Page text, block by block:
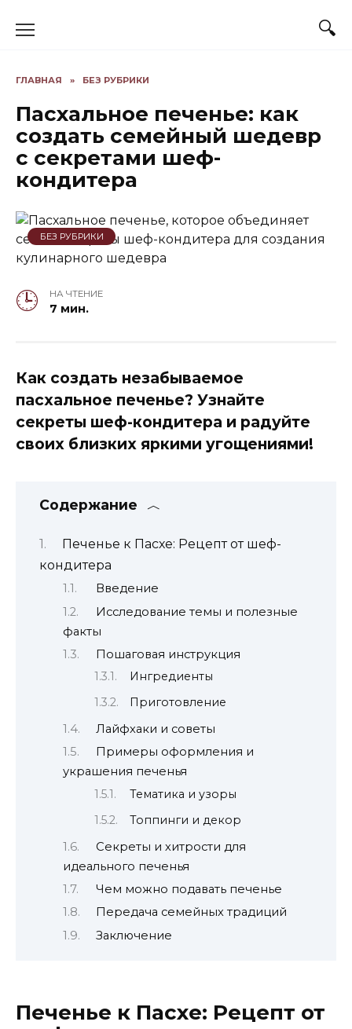
ГЛАВНАЯ » БЕЗ РУБРИКИ
Пасхальное печенье: как
создать семейный шедевр
с секретами шеф-
кондитера
БЕЗ РУБРИКИ
НА ЧТЕНИЕ
7 мин.
Как создать незабываемое
пасхальное печенье? Узнайте
секреты шеф-кондитера и радуйте
своих близких яркими угощениями!
Содержание
Печенье к Пасхе: Рецепт от шеф-
кондитера
Введение
Исследование темы и полезные
факты
Пошаговая инструкция
Ингредиенты
Приготовление
Лайфхаки и советы
Примеры оформления и
украшения печенья
Тематика и узоры
Топпинги и декор
Секреты и хитрости для
идеального печенья
Чем можно подавать печенье
Передача семейных традиций
Заключение
Печенье к Пасхе: Рецепт от